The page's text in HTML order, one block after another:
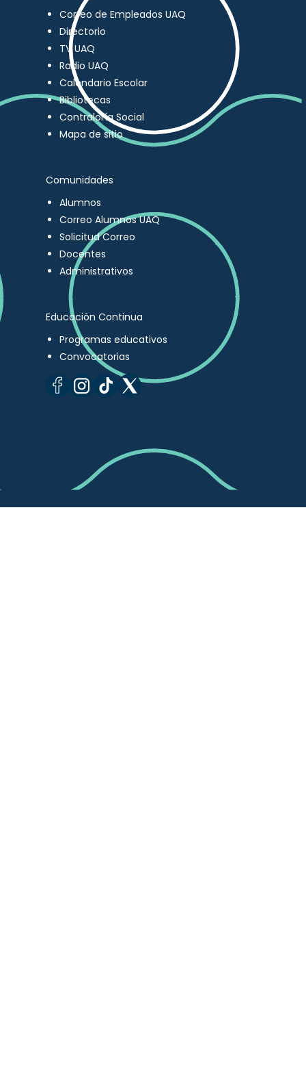
Correo de Empleados UAQ
Directorio
TV UAQ
Radio UAQ
Calendario Escolar
Bibliotecas
Contraloría Social
Mapa de sitio
Comunidades
Alumnos
Correo Alumnos UAQ
Solicitud Correo
Docentes
Administrativos
Educación Continua
Programas educativos
Convocatorias